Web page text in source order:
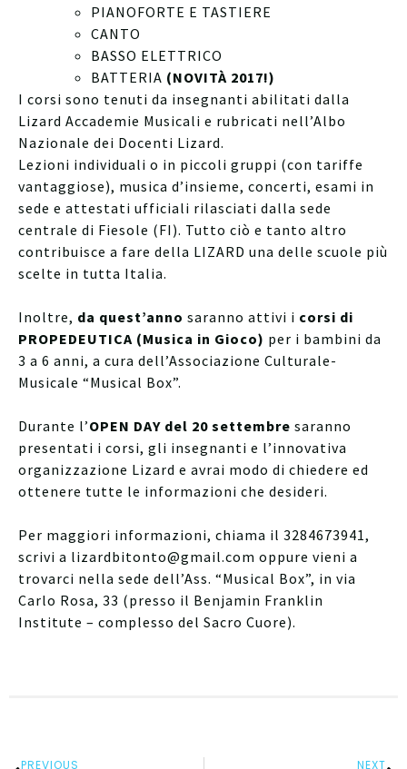
PIANOFORTE E TASTIERE
CANTO
BASSO ELETTRICO
BATTERIA (NOVITÀ 2017!)
I corsi sono tenuti da insegnanti abilitati dalla
Lizard Accademie Musicali e rubricati nell’Albo
Nazionale dei Docenti Lizard.
Lezioni individuali o in piccoli gruppi (con tariffe
vantaggiose), musica d’insieme, concerti, esami in
sede e attestati ufficiali rilasciati dalla sede
centrale di Fiesole (FI). Tutto ciò e tanto altro
contribuisce a fare della LIZARD una delle scuole più
scelte in tutta Italia.
Inoltre, da quest’anno saranno attivi i corsi di
PROPEDEUTICA (Musica in Gioco) per i bambini da
3 a 6 anni, a cura dell’Associazione Culturale-
Musicale “Musical Box”.
Durante l’OPEN DAY del 20 settembre saranno
presentati i corsi, gli insegnanti e l’innovativa
organizzazione Lizard e avrai modo di chiedere ed
ottenere tutte le informazioni che desideri.
Per maggiori informazioni, chiama il 3284673941,
scrivi a lizardbitonto@gmail.com oppure vieni a
trovarci nella sede dell’Ass. “Musical Box”, in via
Carlo Rosa, 33 (presso il Benjamin Franklin
Institute – complesso del Sacro Cuore).
PREVIOUS NEXT